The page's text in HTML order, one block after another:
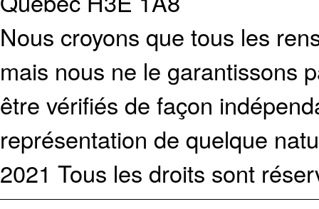
Nous croyons que tous les
mais nous ne le garantissons
être vérifiés de façon
représentation de quelque
2021 Tous les droits sont